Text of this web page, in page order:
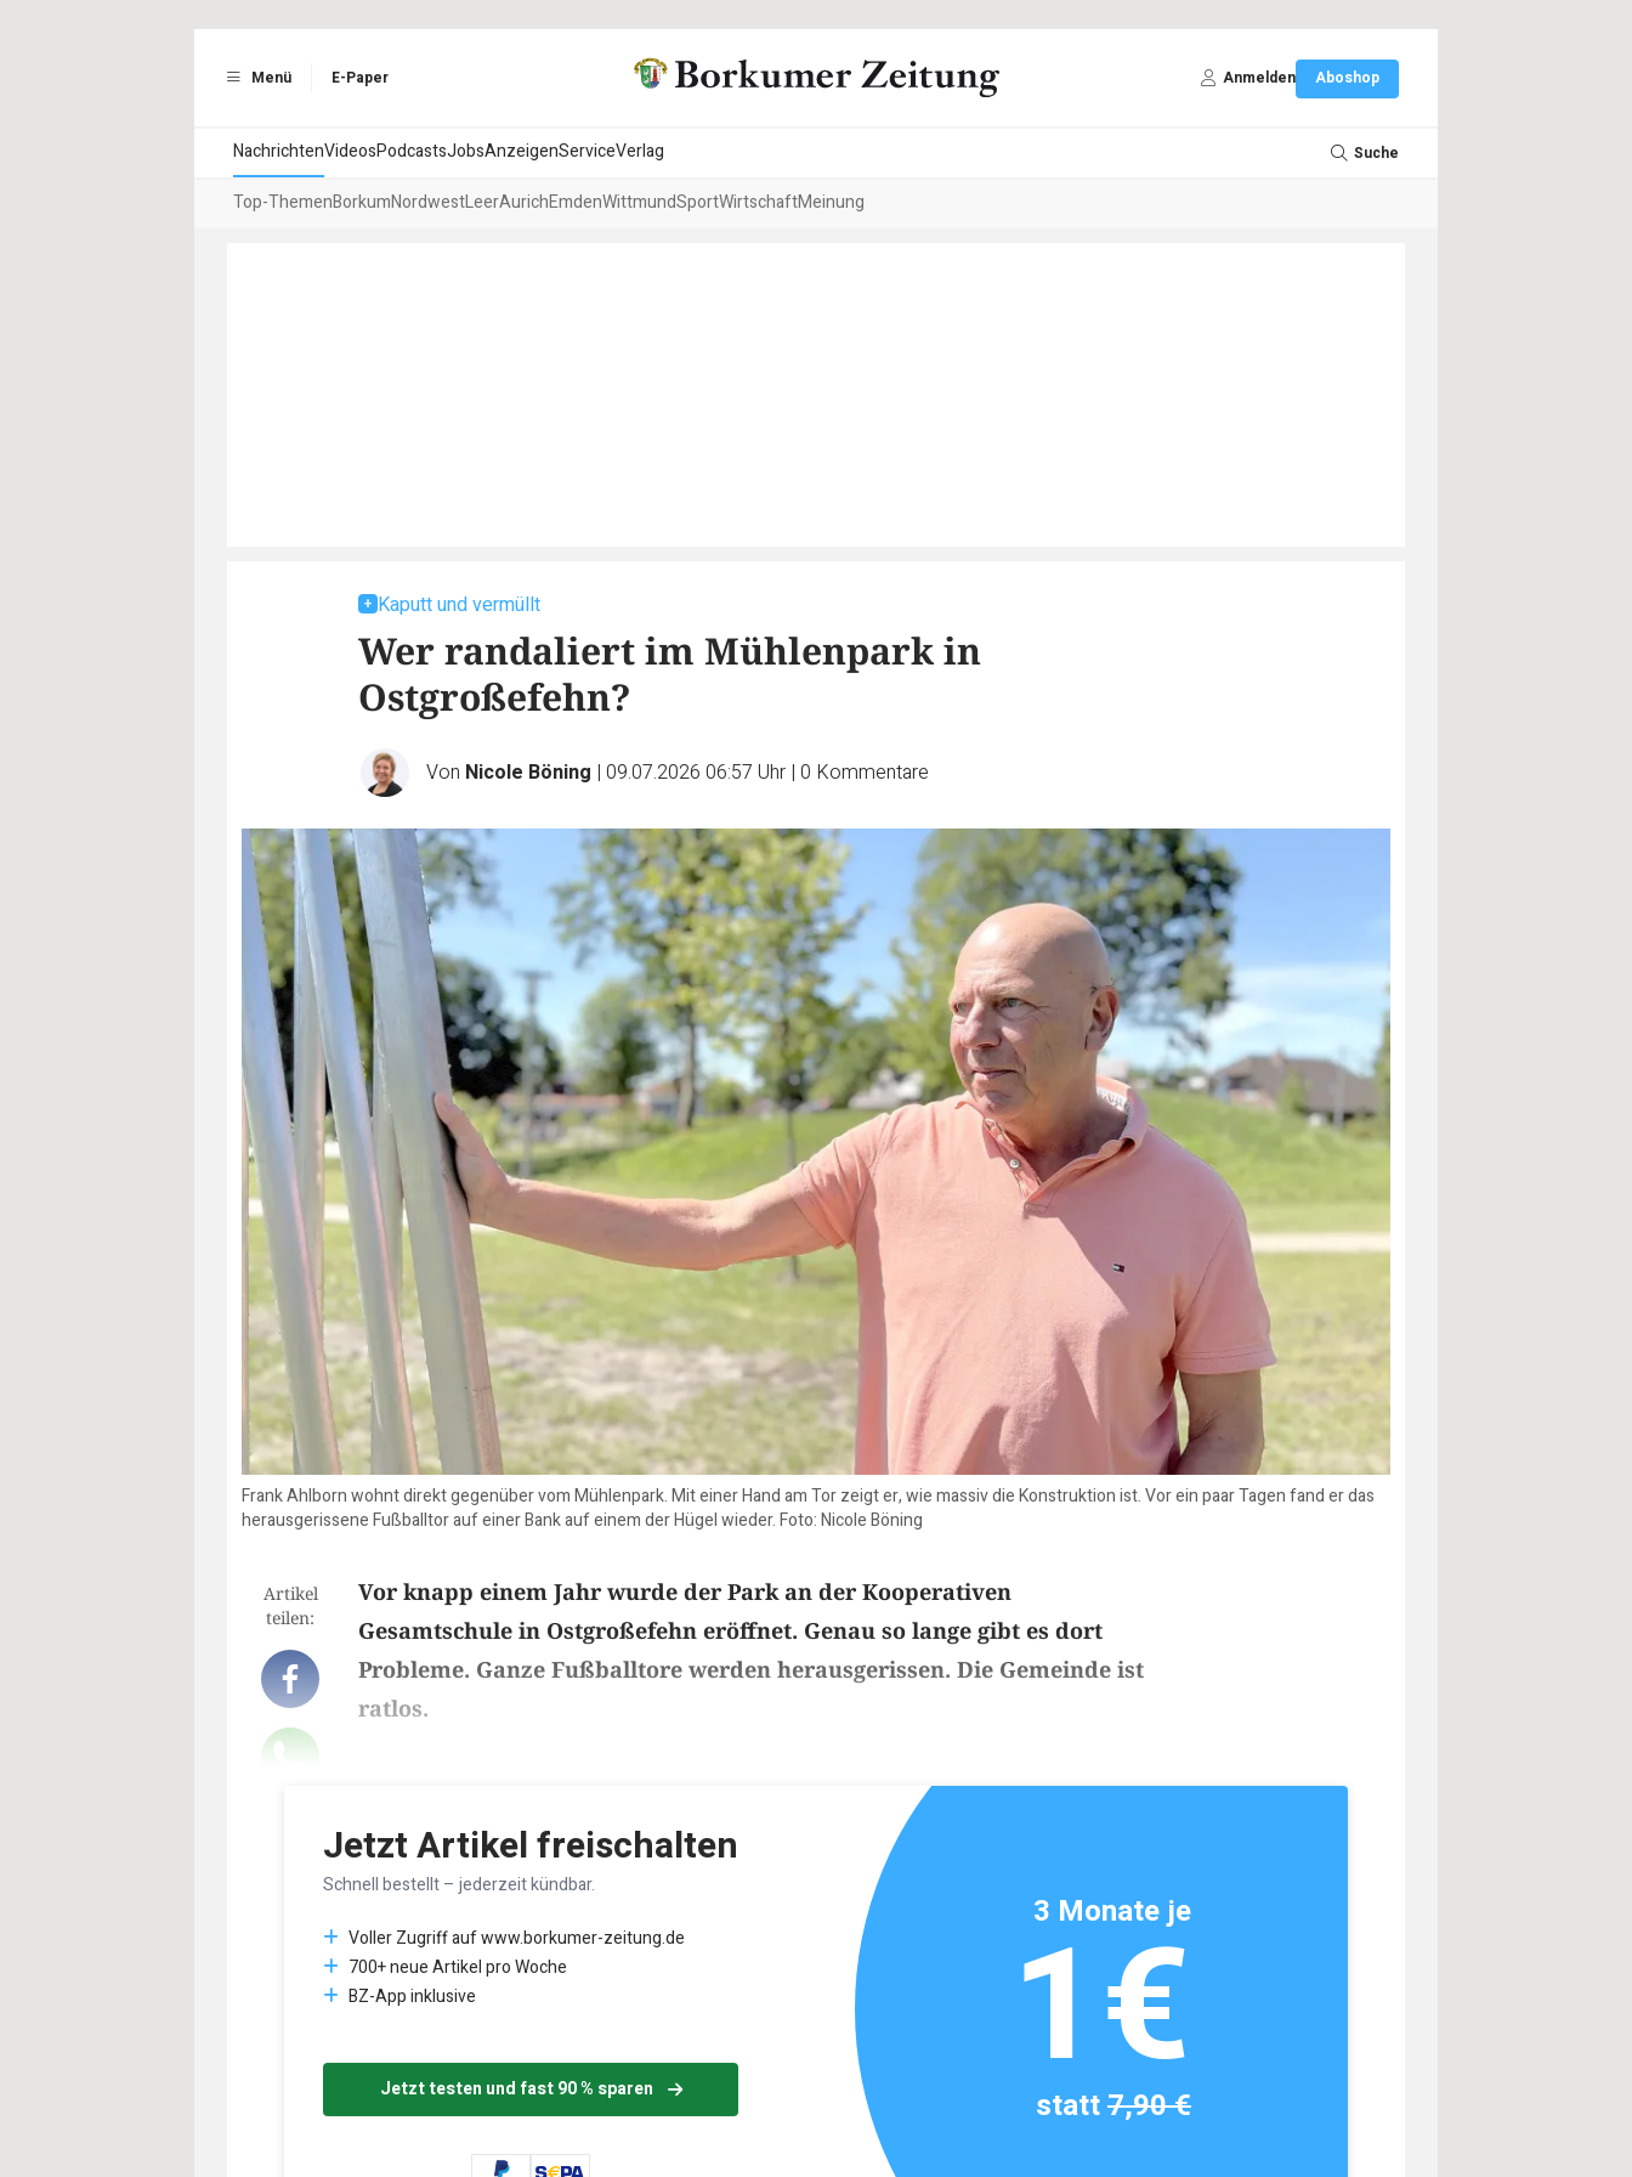
Menü E-Paper Anmelden Aboshop
NachrichtenVideosPodcastsJobsAnzeigenServiceVerlag Suche
Top-ThemenBorkumNordwestLeerAurichEmdenWittmundSportWirtschaftMeinung
Kaputt und vermüllt
Wer randaliert im Mühlenpark in
Ostgroßefehn?
Von Nicole Böning | 09.07.2026 06:57 Uhr | 0 Kommentare
Frank Ahlborn wohnt direkt gegenüber vom Mühlenpark. Mit einer Hand am Tor zeigt er, wie massiv die Konstruktion ist. Vor ein paar Tagen fand er das
herausgerissene Fußballtor auf einer Bank auf einem der Hügel wieder. Foto: Nicole Böning
Artikel
teilen:
Vor knapp einem Jahr wurde der Park an der Kooperativen
Gesamtschule in Ostgroßefehn eröffnet. Genau so lange gibt es dort
Probleme. Ganze Fußballtore werden herausgerissen. Die Gemeinde ist
ratlos.
Jetzt Artikel freischalten
Schnell bestellt – jederzeit kündbar.
Voller Zugriff auf www.borkumer-zeitung.de
700+ neue Artikel pro Woche
BZ-App inklusive
Jetzt testen und fast 90 % sparen
3 Monate je
1€
statt7,90 €